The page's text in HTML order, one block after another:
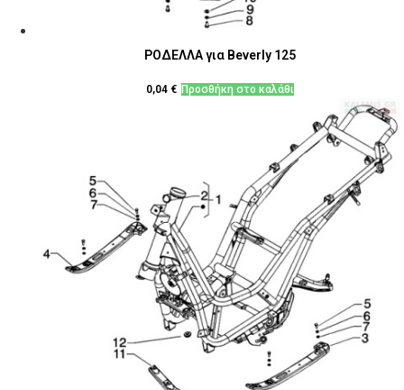
ΡΟΔΕΛΛΑ για Beverly 125
0,04 € Προσθήκη στο καλάθι